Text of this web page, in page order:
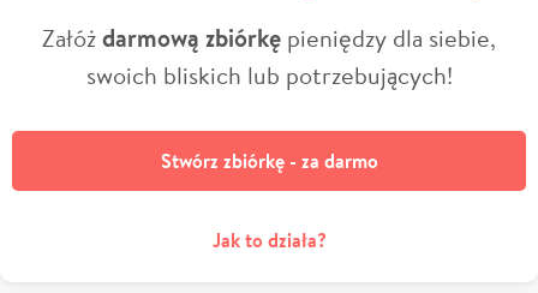
Załóżdarmową zbiórkę pieniędzy dla siebie,
swoich bliskich lub potrzebujących!
Stwórz zbiórkę - za darmo
Jak to działa?